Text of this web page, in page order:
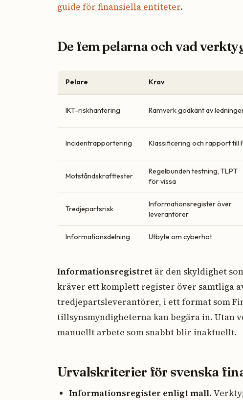
guide för finansiella entiteter.
De fem pelarna och vad
Pelare Krav
IKT-riskhantering Ramverk godkänt av
Incidentrapportering Klassificering och rapport till
Motståndskrafttester
Regelbunden testning, TLPT
för vissa
Tredjepartsrisk
Informationsregister över
leverantörer
Informationsdelning Utbyte om cyberhot
Informationsregistret är den skyldighet
kräver ett komplett register över samtliga
tredjepartsleverantörer, i ett format som
tillsynsmyndigheterna kan begära in. Utan
manuellt arbete som snabbt blir inaktuellt.
Urvalskriterier för svenska
Informationsregister enligt mall.